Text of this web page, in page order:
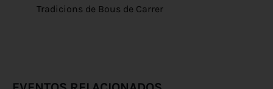
Tradicions de Bous de Carrer